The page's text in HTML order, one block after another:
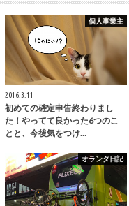
個人事業主
2016.3.11
初めての確定申告終わりまし
た！やってて良かった6つのこ
とと、今後気をつけ…
オランダ日記